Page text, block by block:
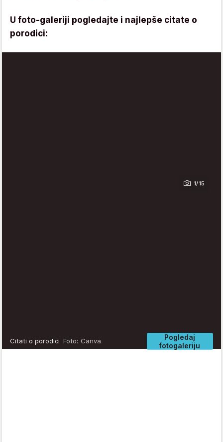
U foto-galeriji pogledajte i najlepše citate o
porodici:
1/15
Pogledaj
fotogaleriju
Citati o porodici Foto: Canva